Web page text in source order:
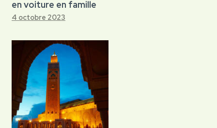
en voiture en famille
4 octobre 2023